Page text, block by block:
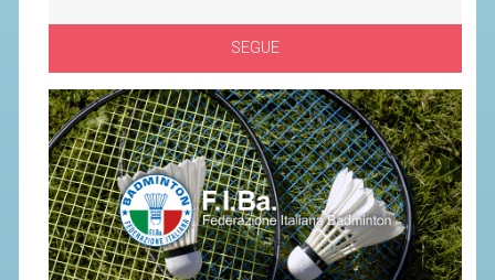
SEGUE
ATLETI D'INTERESSE NAZIONALE
VOLA CON NOI
CENTRI TECNICI TERRITORIALI
COMMISSIONE ATLETI
TESSERAMENTO